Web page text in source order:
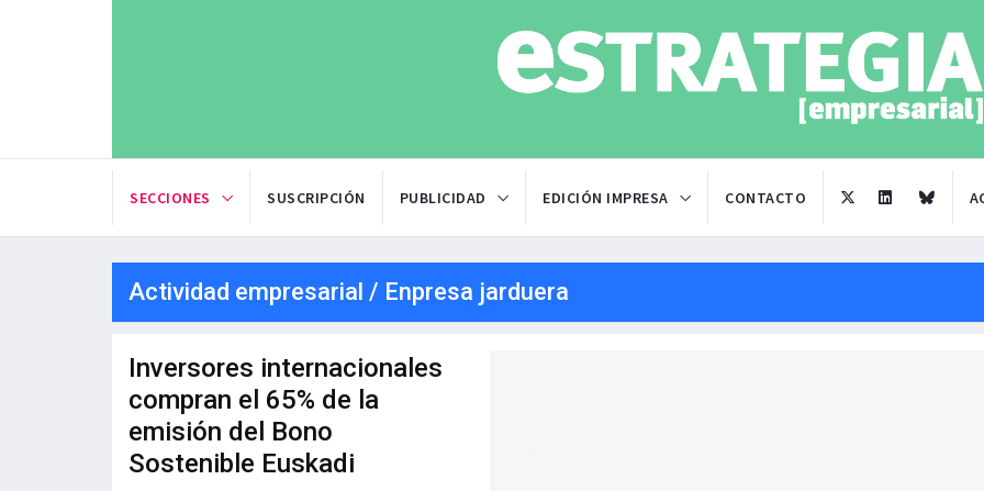
SECCIONES SUSCRIPCIÓN PUBLICIDAD EDICIÓN IMPRESA CONTACTO
Actividad empresarial / Enpresa jarduera
Inversores internacionales
compran el 65% de la
emisión del Bono
Sostenible Euskadi